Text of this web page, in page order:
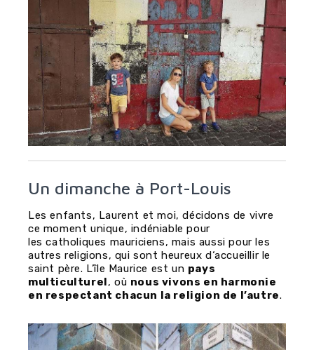
Un dimanche à Port-Louis
Les enfants, Laurent et moi, décidons de vivre
ce moment unique, indéniable pour
les catholiques mauriciens, mais aussi pour les
autres religions, qui sont heureux d‘accueillir le
saint père. L’île Maurice est un pays
multiculturel, où nous vivons en harmonie
en respectant chacun la religion de l’autre.